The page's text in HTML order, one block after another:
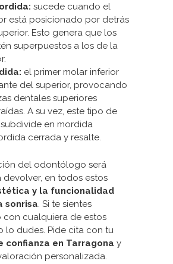
sucede cuando el
está posicionado por detrás
Esto genera que los
superpuestos a los de la
el primer molar inferior
del superior, provocando
dentales superiores
A su vez, este tipo de
en mordida
cerrada y resalte.
del odontólogo será
devolver, en todos estos
y la funcionalidad
sonrisa. Si te sientes
con cualquiera de estos
lo dudes. Pide cita con tu
confianza en Tarragona y
personalizada.